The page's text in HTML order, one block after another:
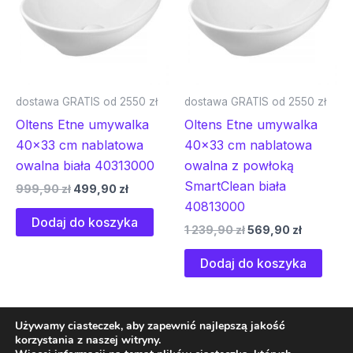
dostawa GRATIS od 2550 zł
Oltens Etne umywalka
40×33 cm nablatowa
owalna biała 40313000
999,90zł 499,90 zł
Dodaj do koszyka
dostawa GRATIS od 2550 zł
Oltens Etne umywalka
40×33 cm nablatowa
owalna z powłoką
SmartClean biała
40813000
1 239,90zł569,90 zł
Dodaj do koszyka
Używamy ciasteczek, aby zapewnić najlepszą jakość
korzystania z naszej witryny.